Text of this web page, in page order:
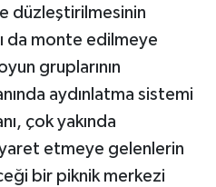
düzleştirilmesinin
da monte edilmeye
gruplarının
aydınlatma sistemi
çok yakında
etmeye gelenlerin
bir piknik merkezi